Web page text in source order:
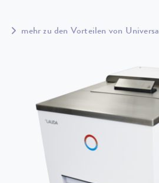
mehr zu den Vorteilen von Universa